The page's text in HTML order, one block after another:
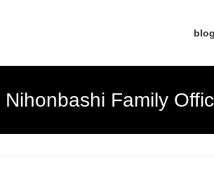
blog
Nihonbashi Family